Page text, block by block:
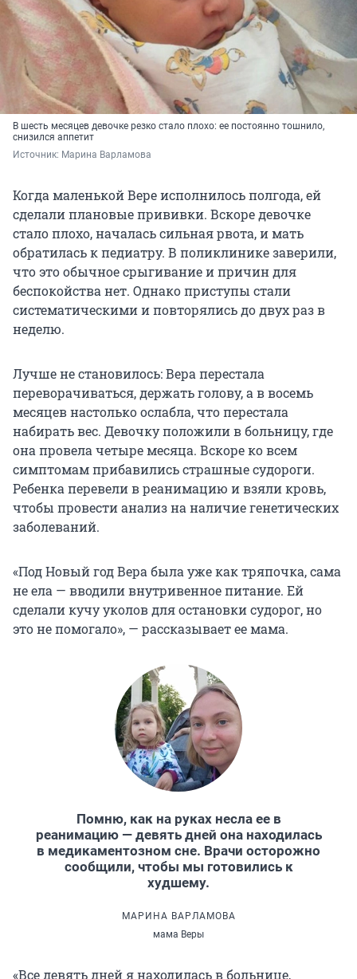
В шесть месяцев девочке резко стало плохо: ее постоянно тошнило,
снизился аппетит
Источник: Марина Варламова
Когда маленькой Вере исполнилось полгода, ей
сделали плановые прививки. Вскоре девочке
стало плохо, началась сильная рвота, и мать
обратилась к педиатру. В поликлинике заверили,
что это обычное срыгивание и причин для
беспокойства нет. Однако приступы стали
систематическими и повторялись до двух раз в
неделю.
Лучше не становилось: Вера перестала
переворачиваться, держать голову, а в восемь
месяцев настолько ослабла, что перестала
набирать вес. Девочку положили в больницу, где
она провела четыре месяца. Вскоре ко всем
симптомам прибавились страшные судороги.
Ребенка перевели в реанимацию и взяли кровь,
чтобы провести анализ на наличие генетических
заболеваний.
«Под Новый год Вера была уже как тряпочка, сама
не ела — вводили внутривенное питание. Ей
сделали кучу уколов для остановки судорог, но
это не помогало», — рассказывает ее мама.
Помню, как на руках несла ее в
реанимацию — девять дней она находилась
в медикаментозном сне. Врачи осторожно
сообщили, чтобы мы готовились к
худшему.
МАРИНА ВАРЛАМОВА
мама Веры
«Все девять дней я находилась в больнице,